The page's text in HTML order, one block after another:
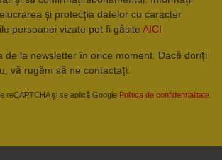
și protecția datelor cu caracter
persoanei vizate pot fi găsite AICI
de la newsletter în orice moment. Dacă doriți
vă rugăm să ne contactați.
reCAPTCHA și se aplică Google Politica de confidențialitate